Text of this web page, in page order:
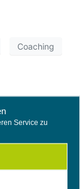
Service zu
Coaching